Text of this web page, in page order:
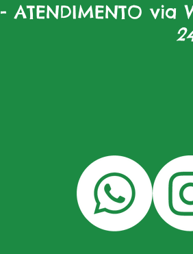
- ATENDIMENTO via